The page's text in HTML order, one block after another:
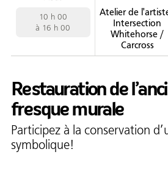
Justice
Jeunesse
50 ans +
Soutien à domicile
10 h 00
16 h 00
Atelier de
Intersection
Whitehorse /
Carcross
Restauration de
fresque murale
Participez à la conservation
symbolique!